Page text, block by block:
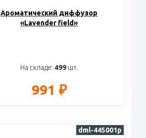
Ароматический диффузор
«Lavender field»
На складе: 499шт.
991 ₽
dml-445001p